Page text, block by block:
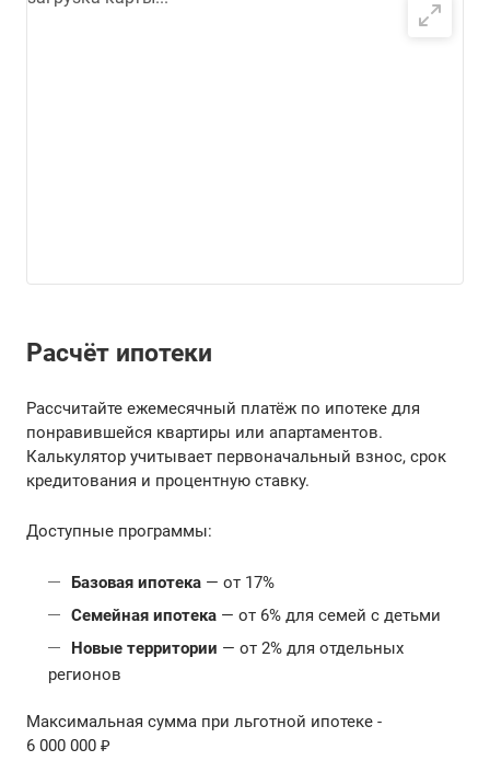
Расчёт ипотеки
Рассчитайте ежемесячный платёж по ипотеке для
понравившейся квартиры или апартаментов.
Калькулятор учитывает первоначальный взнос, срок
кредитования и процентную ставку.
Доступные программы:
Базовая ипотека — от 17%
Семейная ипотека — от 6% для семей с детьми
Новые территории — от 2% для отдельных
регионов
Максимальная сумма при льготной ипотеке -
6 000 000 ₽